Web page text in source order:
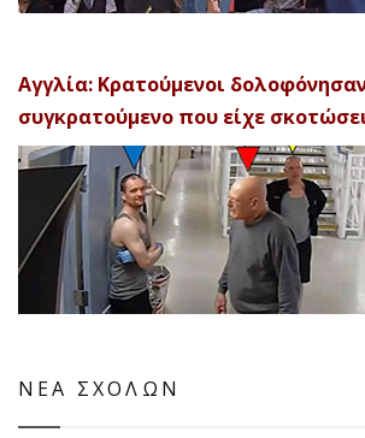
Αγγλία: Κρατούμενοι
συγκρατούμενο που είχε
ΝΕΑ ΣΧΟΛΩΝ